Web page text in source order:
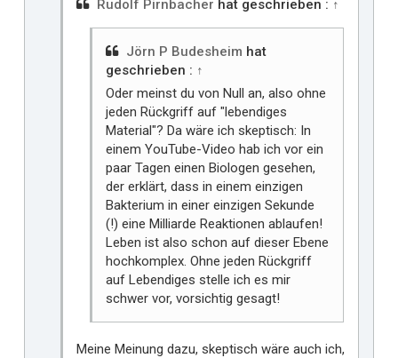
i
Rudolf Pirnbacher hat geschrieben : ↑
Jörn P Budesheim hat
geschrieben : ↑
Oder meinst du von Null an, also ohne
jeden Rückgriff auf "lebendiges
Material"? Da wäre ich skeptisch: In
einem YouTube-Video hab ich vor ein
paar Tagen einen Biologen gesehen,
der erklärt, dass in einem einzigen
Bakterium in einer einzigen Sekunde
(!) eine Milliarde Reaktionen ablaufen!
Leben ist also schon auf dieser Ebene
hochkomplex. Ohne jeden Rückgriff
auf Lebendiges stelle ich es mir
schwer vor, vorsichtig gesagt!
Meine Meinung dazu, skeptisch wäre auch ich,